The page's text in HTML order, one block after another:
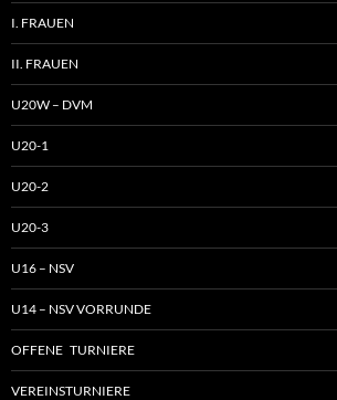
I. FRAUEN
II. FRAUEN
U20W – DVM
U20-1
U20-2
U20-3
U16 – NSV
U14 – NSV VORRUNDE
OFFENE TURNIERE
VEREINSTURNIERE